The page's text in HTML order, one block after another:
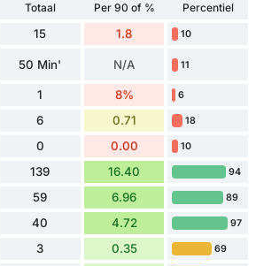
Totaal Per 90 of %
Percentiel
15 1.8 10
50 Min' N/A 11
1 8% 6
6 0.71 18
0 0.00 10
139 16.40 94
59 6.96 89
40 4.72 97
3 0.35 69